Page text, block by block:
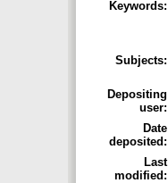
Keywords:
Subjects:
Depositing
user:
Date
deposited:
Last
modified: